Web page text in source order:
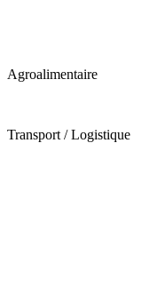
Agroalimentaire
Transport / Logistique